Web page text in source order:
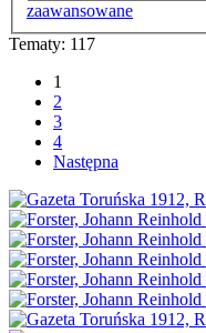
zaawansowane
Tematy: 117
1
2
3
4
Następna